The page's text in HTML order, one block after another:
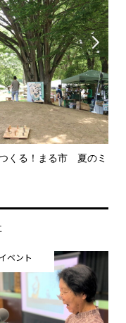
くる！まる市 夏のミ

イベント